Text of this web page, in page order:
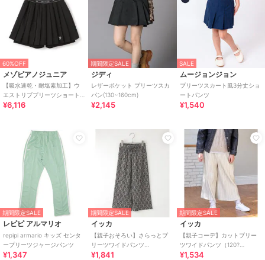
60%OFF
メゾピアノジュニア
【吸水速乾・耐塩素加工】ウ
エストリブプリーツショート
パンツ
¥6,116
期間限定SALE
ジディ
レザーポケット プリーツスカ
パン(130~160cm)
¥2,145
SALE
ムージョンジョン
プリーツスカート風3分丈ショ
ートパンツ
¥1,540
期間限定SALE
レピピ アルマリオ
repipi armario キッズ センタ
ープリーツジャージパンツ
¥1,347
期間限定SALE
イッカ
【親子おそろい】さらっとプ
リーツワイドパンツ
（120~160cm）
¥1,841
期間限定SALE
イッカ
【親子コーデ】カットプリー
ツワイドパンツ（120?
160cm）
¥1,534